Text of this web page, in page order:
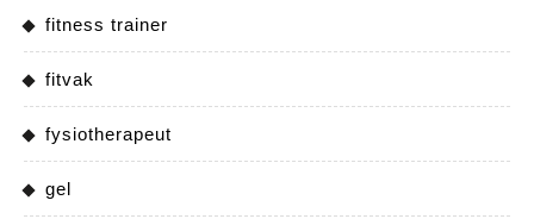
fitness trainer
fitvak
fysiotherapeut
gel